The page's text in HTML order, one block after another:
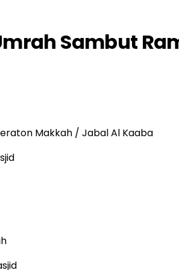
Sambut
Makkah / Jabal Al Kaaba